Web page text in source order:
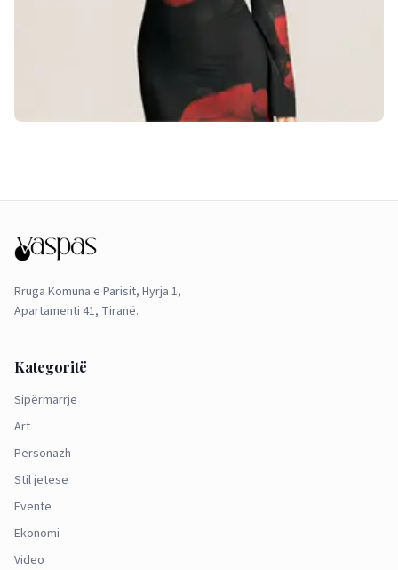
Rruga Komuna e Parisit, Hyrja 1,
Apartamenti 41, Tiranë.
Kategoritë
Sipërmarrje
Art
Personazh
Stil jetese
Evente
Ekonomi
Video